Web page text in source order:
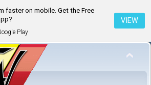
faster on mobile. Get the Free
Play
VIEW